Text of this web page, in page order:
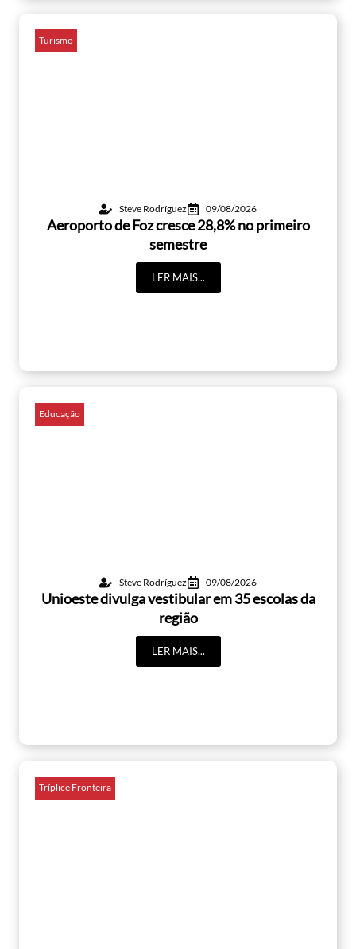
Turismo
Steve Rodríguez 09/08/2026
Aeroporto de Foz cresce 28,8% no primeiro
semestre
LER MAIS...
Educação
Steve Rodríguez 09/08/2026
Unioeste divulga vestibular em 35 escolas da
região
LER MAIS...
Tríplice Fronteira